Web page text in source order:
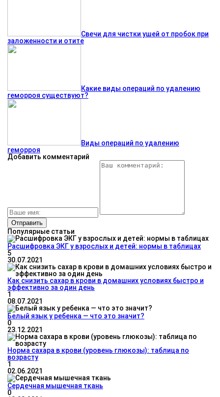
Свечи для чистки ушей от пробок при
заложенности и отите
Какие виды операций по удалению
геморроя существуют?
Виды операций по удалению
геморроя
Добавить комментарий
Популярные статьи
Расшифровка ЭКГ у взрослых и детей: нормы в таблицах
5
30.07.2021
Как снизить сахар в крови в домашних условиях быстро и
эффективно за один день
1
08.07.2021
Белый язык у ребенка — что это значит?
0
23.12.2021
Норма сахара в крови (уровень глюкозы): таблица по
возрасту
1
02.06.2021
Сердечная мышечная ткань
0